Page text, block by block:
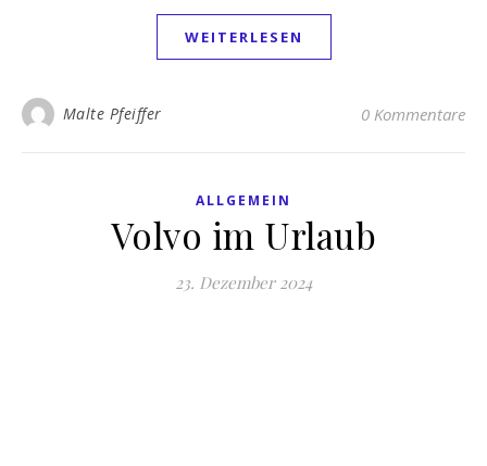
WEITERLESEN
Malte Pfeiffer 0 Kommentare
ALLGEMEIN
Volvo im Urlaub
23. Dezember 2024